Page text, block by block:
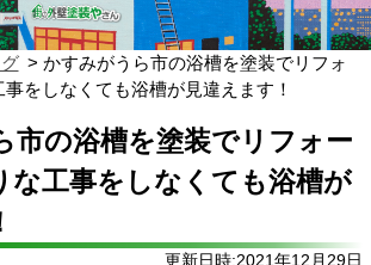
かすみがうら市の浴槽を塗装でリフォ
をしなくても浴槽が見違えます！
市の浴槽を塗装でリフォー
な工事をしなくても浴槽が
更新日時:2021年12月29日